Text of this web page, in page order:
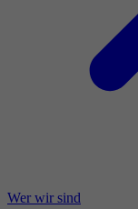
Wer wir sind